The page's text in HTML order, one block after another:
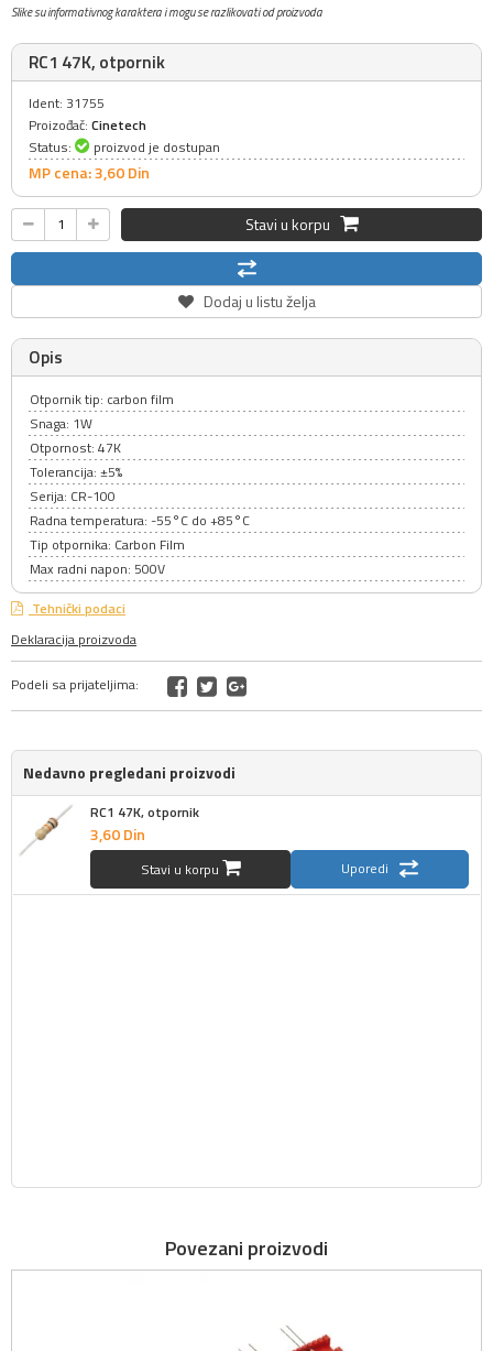
Slike su informativnog karaktera i mogu se razlikovati od proizvoda
RC1 47K, otpornik
Ident: 31755
Proizođač: Cinetech
Status:
proizvod je dostupan
MP cena: 3,60Din
Stavi u korpu
Dodaj u listu želja
Opis
Otpornik tip: carbon film
Snaga: 1W
Otpornost: 47K
Tolerancija: ±5%
Serija: CR-100
Radna temperatura: -55°C do +85°C
Tip otpornika: Carbon Film
Max radni napon: 500V
Tehnički podaci
Deklaracija proizvoda
Podeli sa prijateljima:
Nedavno pregledani proizvodi
RC1 47K, otpornik
3,60Din
Stavi u korpu Uporedi
Povezani proizvodi